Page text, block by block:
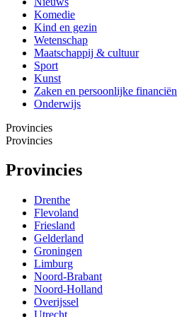
Komedie
Kind en gezin
Wetenschap
Maatschappij & cultuur
Sport
Kunst
Zaken en persoonlijke financiën
Onderwijs
Provincies
Provincies
Provincies
Drenthe
Flevoland
Friesland
Gelderland
Groningen
Limburg
Noord-Brabant
Noord-Holland
Overijssel